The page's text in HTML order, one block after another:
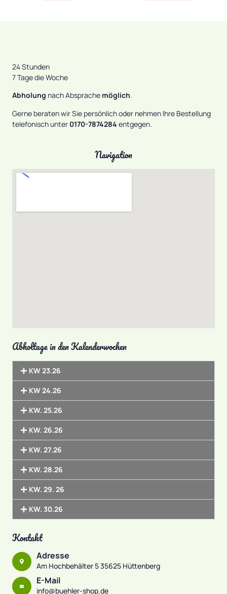
24 Stunden
7 Tage die Woche
Abholung nach Absprache möglich.
Gerne beraten wir Sie persönlich oder nehmen Ihre Bestellung
telefonisch unter 0170-7874284 entgegen.
Navigation
Abholtage in den Kalenderwochen
KW 23.26
KW 24.26
KW. 25.26
KW. 26.26
KW. 27.26
KW. 28.26
KW. 29. 26
KW. 30.26
Kontakt
Adresse
Am Hochbehälter 5 35625 Hüttenberg
E-Mail
info@buehler-shop.de